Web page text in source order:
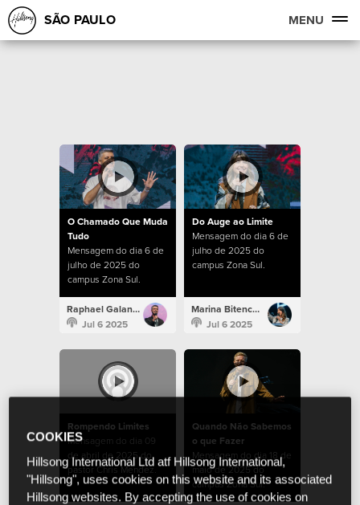
SÃO PAULO MENU
O Chamado Que Muda
Tudo
Mensagem do dia 6 de
julho de 2025 do
campus Zona Sul.
Raphael Galante
Jul 6 2025
Do Auge ao Limite
Mensagem do dia 6 de
julho de 2025 do
campus Zona Sul.
Marina Bitencourt
Jul 6 2025
Rompendo Limites
Mensagem do dia 09
de abril de 2025 do
pastor Chris Mendez.
Quando Não Sabemos
o que Fazer
Mensagem do dia 18 de
maio de 2025 do
campus Zona Sul.
COOKIES
Hillsong International Ltd atf Hillsong International,
"Hillsong", uses cookies on this website and its associated
Hillsong websites. By accepting the use of cookies on